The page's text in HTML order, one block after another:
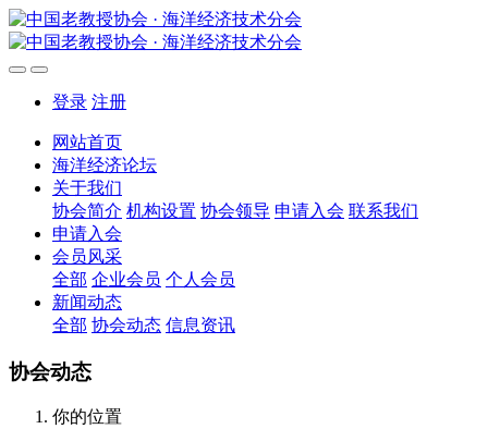
登录 注册
网站首页
海洋经济论坛
关于我们
协会简介 机构设置 协会领导 申请入会 联系我们
申请入会
会员风采
全部 企业会员 个人会员
新闻动态
全部 协会动态 信息资讯
协会动态
你的位置